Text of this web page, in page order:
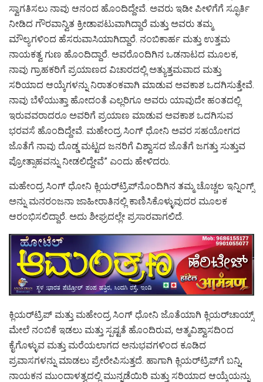
ಸ್ವಾಗತಿಸಲು ನಾವು ಆನಂದ ಹೊಂದಿದ್ದೇವೆ. ಅವರು ಇಡೀ ಪೀಳಿಗೆಗೆ ಸ್ಫೂರ್ತಿ
ನೀಡಿದ ಗೌರವಾನ್ವಿತ ಕ್ರೀಡಾಪಟುವಾಗಿದ್ದಾರೆ ಮತ್ತು ಅವರು ತಮ್ಮ
ಮೌಲ್ಯಗಳಿಂದ ಹೆಸರುವಾಸಿಯಾಗಿದ್ದಾರೆ. ನಂಬಿಕಾರ್ಹ ಮತ್ತು ಉತ್ತಮ
ನಾಯಕತ್ವ ಗುಣ ಹೊಂದಿದ್ದಾರೆ. ಅವರೊಂದಿಗಿನ ಒಡನಾಟದ ಮೂಲಕ,
ನಾವು ಗ್ರಾಹಕರಿಗೆ ಪ್ರಯಾಣದ ವಿಚಾರದಲ್ಲಿ ಅತ್ಯುತ್ತಮವಾದ ಮತ್ತು
ಸರಿಯಾದ ಆಯ್ಕೆಗಳನ್ನು ನಿರಾತಂಕವಾಗಿ ಮಾಡುವ ಅವಕಾಶ ಒದಗಿಸುತ್ತೇವೆ.
ನಾವು ಬೆಳೆಯುತ್ತಾ ಹೋದಂತೆ ಎಲ್ಲರಿಗೂ ಅವರು ಯಾವುದೇ ಹಂತದಲ್ಲಿ
ಇರುವವರಾದರೂ ಅವರಿಗೆ ಪ್ರಯಾಣ ಮಾಡುವ ಅವಕಾಶ ಒದಗಿಸುವ
ಭರವಸೆ ಹೊಂದಿದ್ದೇವೆ. ಮಹೇಂದ್ರ ಸಿಂಗ್ ಧೋನಿ ಅವರ ಸಹಯೋಗದ
ಜೊತೆಗೆ ನಾವು ದೊಡ್ಡ ಮಟ್ಟದ ಜನರಿಗೆ ವಿಶ್ವಾಸದ ಜೊತೆಗೆ ಜಗತ್ತು ಸುತ್ತುವ
ಪ್ರೋತ್ಸಾಹವನ್ನು ನೀಡಲಿದ್ದೇವೆ” ಎಂದು ಹೇಳಿದರು.
ಮಹೇಂದ್ರ ಸಿಂಗ್ ಧೋನಿ ಕ್ಲಿಯರ್‌ಟ್ರಿಪ್‌ನೊಂದಿಗಿನ ತಮ್ಮ ಚೊಚ್ಚಲ ಇನ್ನಿಂಗ್ಸ್
ಅನ್ನು ಮನರಂಜನಾ ಜಾಹೀರಾತಿನಲ್ಲಿ ಕಾಣಿಸಿಕೊಳ್ಳುವುದರ ಮೂಲಕ
ಆರಂಭಿಸಲಿದ್ದಾರೆ. ಅದು ಶೀಘ್ರದಲ್ಲೇ ಪ್ರಸಾರವಾಗಲಿದೆ.
ಕ್ಲಿಯರ್‌ಟ್ರಿಪ್ ಮತ್ತು ಮಹೇಂದ್ರ ಸಿಂಗ್ ಧೋನಿ ಜೊತೆಯಾಗಿ ಕ್ಲಿಯರ್‌ಚಾಯ್ಸ್‌
ಮೇಲೆ ನಂಬಿಕೆ ಇಡಲು ಮತ್ತು ಸ್ಪಷ್ಟತೆ ಹೊಂದಿರುವ, ಆತ್ಮವಿಶ್ವಾಸದಿಂದ
ಕೈಗೊಳ್ಳುವ ಮತ್ತು ಮರೆಯಲಾಗದ ಅನುಭವಗಳಿಂದ ಕೂಡಿದ
ಪ್ರವಾಸಗಳನ್ನು ಮಾಡಲು ಪ್ರೇರೇಪಿಸುತ್ತದೆ. ಹಾಗಾಗಿ ಕ್ಲಿಯರ್‌ಟ್ರಿಪ್‌ಗೆ ಬನ್ನಿ,
ನಾಯಕನ ಮುಂದಾಳತ್ವದಲ್ಲಿ ಮುನ್ನಡೆಯಿರಿ ಮತ್ತು ಸರಿಯಾದ ಆಯ್ಕೆಯನ್ನು